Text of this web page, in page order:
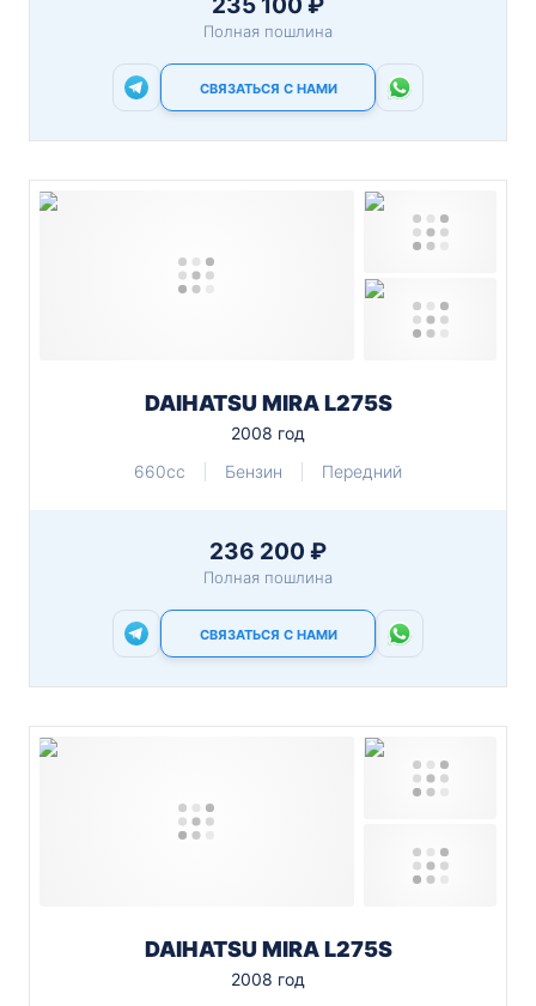
Полная пошлина
СВЯЗАТЬСЯ С НАМИ
DAIHATSU MIRA L275S
2008 год
660cc
Бензин Передний
236 200 ₽
Полная пошлина
СВЯЗАТЬСЯ С НАМИ
DAIHATSU MIRA L275S
2008 год